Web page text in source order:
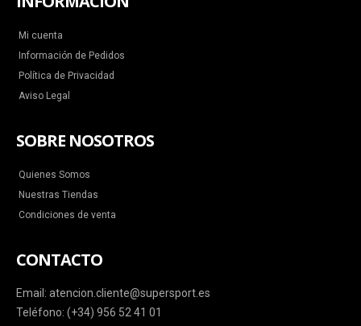
Mi cuenta
Información de Pedidos
Política de Privacidad
Aviso Legal
SOBRE NOSOTROS
Quienes Somos
Nuestras Tiendas
Condiciones de venta
CONTACTO
Email: atencion.cliente@supersport.es
Teléfono: (+34) 956 52 41 01